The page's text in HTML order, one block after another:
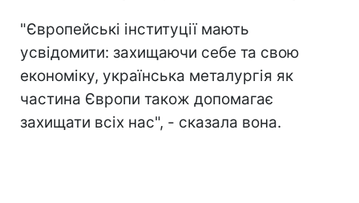
"Європейські інституції мають
усвідомити: захищаючи себе та свою
економіку, українська металургія як
частина Європи також допомагає
захищати всіх нас", - сказала вона.